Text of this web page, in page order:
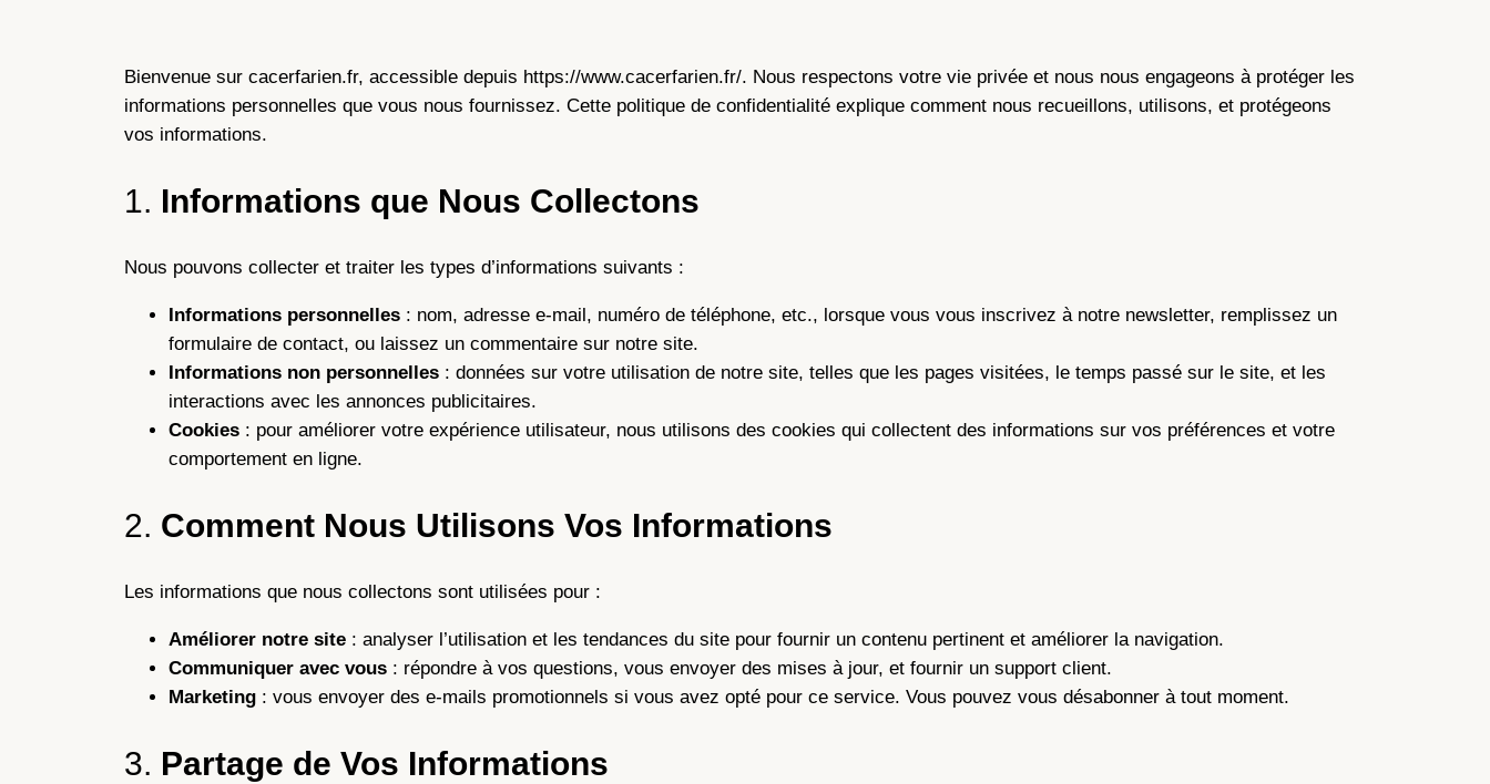
Bienvenue sur cacerfarien.fr, accessible depuis https://www.cacerfarien.fr/. Nous respectons votre vie privée et nous nous engageons à protéger les
informations personnelles que vous nous fournissez. Cette politique de confidentialité explique comment nous recueillons, utilisons, et protégeons
vos informations.
1. Informations que Nous Collectons
Nous pouvons collecter et traiter les types d’informations suivants :
Informations personnelles : nom, adresse e-mail, numéro de téléphone, etc., lorsque vous vous inscrivez à notre newsletter, remplissez un
formulaire de contact, ou laissez un commentaire sur notre site.
Informations non personnelles : données sur votre utilisation de notre site, telles que les pages visitées, le temps passé sur le site, et les
interactions avec les annonces publicitaires.
Cookies : pour améliorer votre expérience utilisateur, nous utilisons des cookies qui collectent des informations sur vos préférences et votre
comportement en ligne.
2. Comment Nous Utilisons Vos Informations
Les informations que nous collectons sont utilisées pour :
Améliorer notre site : analyser l’utilisation et les tendances du site pour fournir un contenu pertinent et améliorer la navigation.
Communiquer avec vous : répondre à vos questions, vous envoyer des mises à jour, et fournir un support client.
Marketing : vous envoyer des e-mails promotionnels si vous avez opté pour ce service. Vous pouvez vous désabonner à tout moment.
3. Partage de Vos Informations